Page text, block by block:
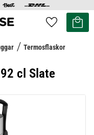
Favoriter
Kundvagn
Termosflaskor
cl Slate